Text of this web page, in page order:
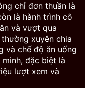
chỉ đơn thuần là
là hành trình cô
và vượt qua
xuyên chia
và chế độ ăn uống
đặc biệt là
lượt xem và